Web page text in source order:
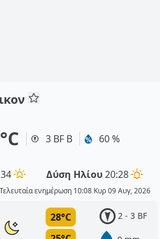
3 BF Β 60 %
Δύση Ηλίου20:28
Τελευταία ενημέρωση 10:08 Κυρ 09 Αυγ, 2026
28°C
2 - 3 BF